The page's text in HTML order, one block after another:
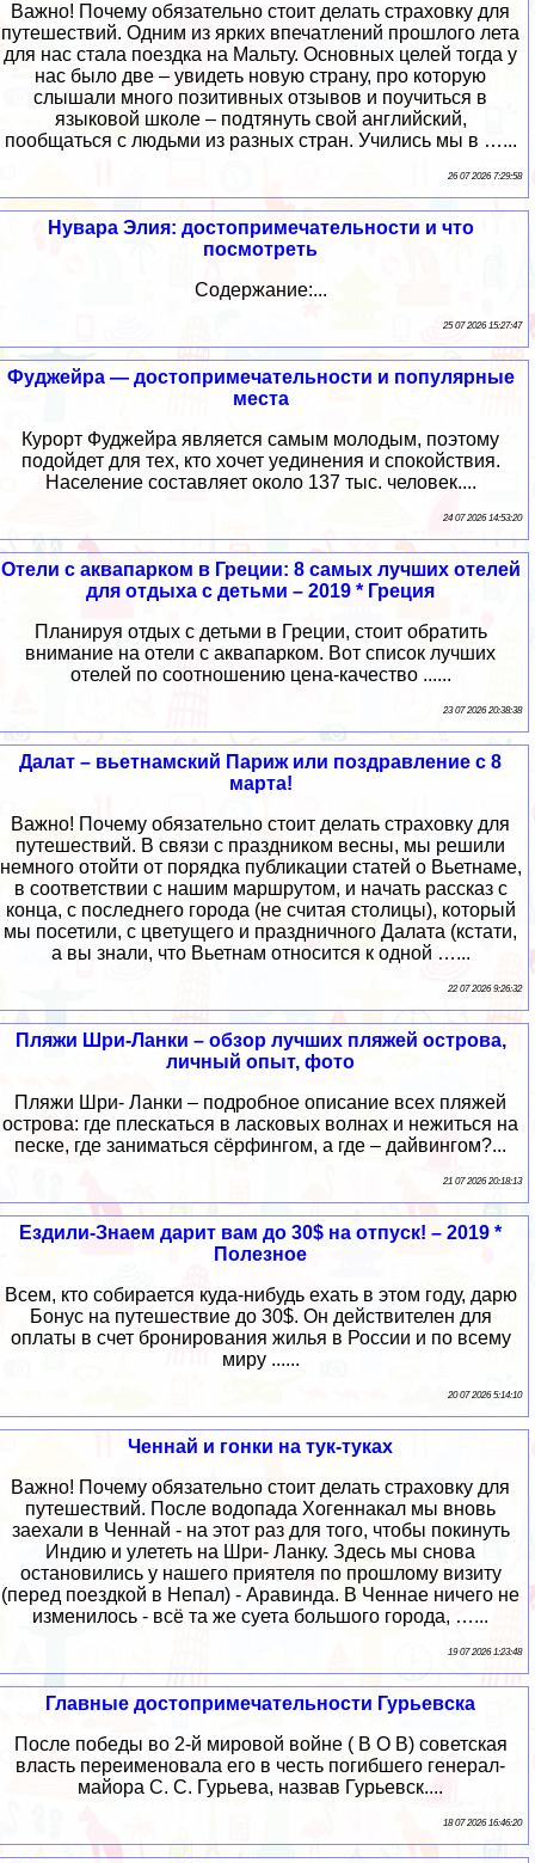
Важно! Почему обязательно стоит делать страховку для
путешествий. Одним из ярких впечатлений прошлого лета
для нас стала поездка на Мальту. Основных целей тогда у
нас было две – увидеть новую страну, про которую
слышали много позитивных отзывов и поучиться в
языковой школе – подтянуть свой английский,
пообщаться с людьми из разных стран. Учились мы в …...
26 07 2026 7:29:58
Нувара Элия: достопримечательности и что
посмотреть
Содержание:...
25 07 2026 15:27:47
Фуджейра — достопримечательности и популярные
места
Курорт Фуджейра является самым молодым, поэтому
подойдет для тех, кто хочет уединения и спокойствия.
Население составляет около 137 тыс. человек....
24 07 2026 14:53:20
Отели с аквапарком в Греции: 8 самых лучших отелей
для отдыха с детьми – 2019 * Греция
Планируя отдых с детьми в Греции, стоит обратить
внимание на отели с аквапарком. Вот список лучших
отелей по соотношению цена-качество ......
23 07 2026 20:38:38
Далат – вьетнамский Париж или поздравление с 8
марта!
Важно! Почему обязательно стоит делать страховку для
путешествий. В связи с праздником весны, мы решили
немного отойти от порядка публикации статей о Вьетнаме,
в соответствии с нашим маршрутом, и начать рассказ с
конца, с последнего города (не считая столицы), который
мы посетили, с цветущего и праздничного Далата (кстати,
а вы знали, что Вьетнам относится к одной …...
22 07 2026 9:26:32
Пляжи Шри-Ланки – обзор лучших пляжей острова,
личный опыт, фото
Пляжи Шри- Ланки – подробное описание всех пляжей
острова: где плескаться в ласковых волнах и нежиться на
песке, где заниматься сёрфингом, а где – дайвингом?...
21 07 2026 20:18:13
Ездили-Знаем дарит вам до 30$ на отпуск! – 2019 *
Полезное
Всем, кто собирается куда-нибудь ехать в этом году, дарю
Бонус на путешествие до 30$. Он действителен для
оплаты в счет бронирования жилья в России и по всему
миру ......
20 07 2026 5:14:10
Ченнай и гонки на тук-туках
Важно! Почему обязательно стоит делать страховку для
путешествий. После водопада Хогеннакал мы вновь
заехали в Ченнай - на этот раз для того, чтобы покинуть
Индию и улететь на Шри- Ланку. Здесь мы снова
остановились у нашего приятеля по прошлому визиту
(перед поездкой в Непал) - Аравинда. В Ченнае ничего не
изменилось - всё та же суета большого города, …...
19 07 2026 1:23:48
Главные достопримечательности Гурьевска
После победы во 2-й мировой войне ( В О В) советская
власть переименовала его в честь погибшего генерал-
майора С. С. Гурьева, назвав Гурьевск....
18 07 2026 16:46:20